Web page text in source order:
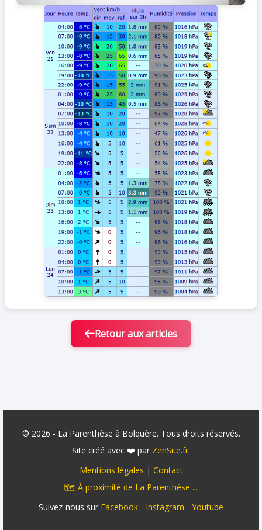
Retour aux articles
© 2026 - La Parenthèse à Bolquère. Tous droits réservés.
Site créé avec ❤️ par ZenSite.fr.
Mentions légales | Contact
🗺️ À proximité de La Parenthèse ...
Suivez-nous sur Facebook - Instagram - Youtube